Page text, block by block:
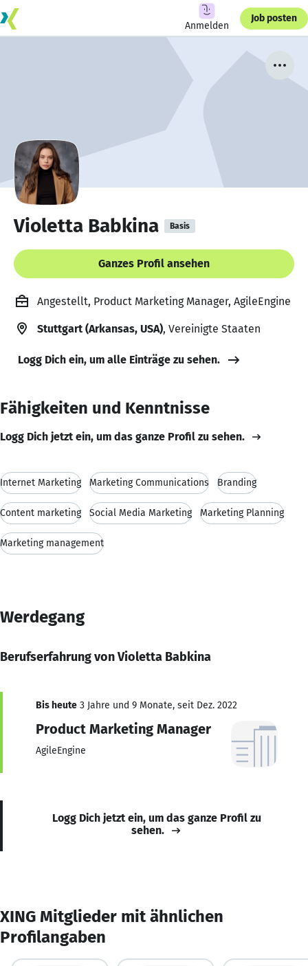
Anmelden
Job posten
Violetta Babkina Basis
Ganzes Profil ansehen
Angestellt, Product Marketing Manager, AgileEngine
Stuttgart (Arkansas, USA), Vereinigte Staaten
Logg Dich ein, um alle Einträge zu sehen.
Fähigkeiten und Kenntnisse
Logg Dich jetzt ein, um das ganze Profil zu sehen.
Internet Marketing Marketing Communications Branding
Content marketing Social Media Marketing Marketing Planning
Marketing management
Werdegang
Berufserfahrung von Violetta Babkina
Bis heute 3 Jahre und 9 Monate, seit Dez. 2022
Product Marketing Manager
AgileEngine
Logg Dich jetzt ein, um das ganze Profil zu
sehen.
XING Mitglieder mit ähnlichen
Profilangaben